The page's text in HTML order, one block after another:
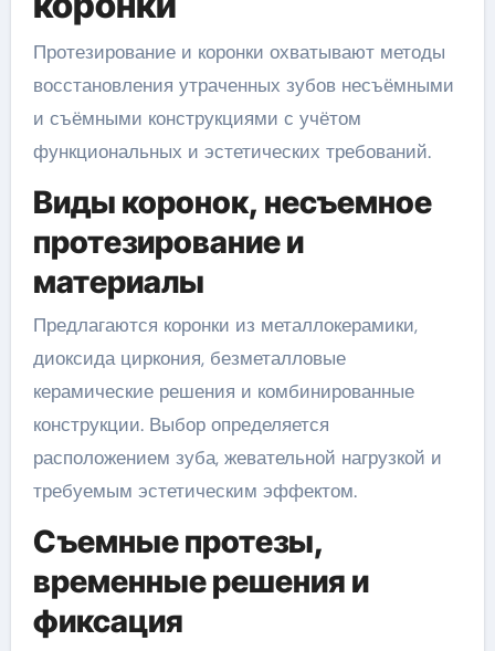
Протезирование и коронки охватывают методы
восстановления утраченных зубов несъёмными
и съёмными конструкциями с учётом
функциональных и эстетических требований.
Виды коронок, несъемное
протезирование и
материалы
Предлагаются коронки из металлокерамики,
диоксида циркония, безметалловые
керамические решения и комбинированные
конструкции. Выбор определяется
расположением зуба, жевательной нагрузкой и
требуемым эстетическим эффектом.
Съемные протезы,
временные решения и
фиксация